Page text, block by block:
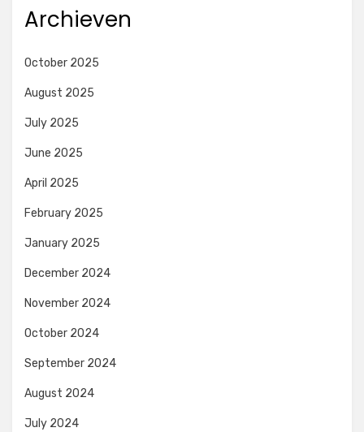
Archieven
October 2025
August 2025
July 2025
June 2025
April 2025
February 2025
January 2025
December 2024
November 2024
October 2024
September 2024
August 2024
July 2024